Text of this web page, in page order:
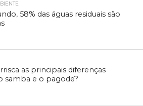
58% das águas residuais são
as principais diferenças
samba e o pagode?